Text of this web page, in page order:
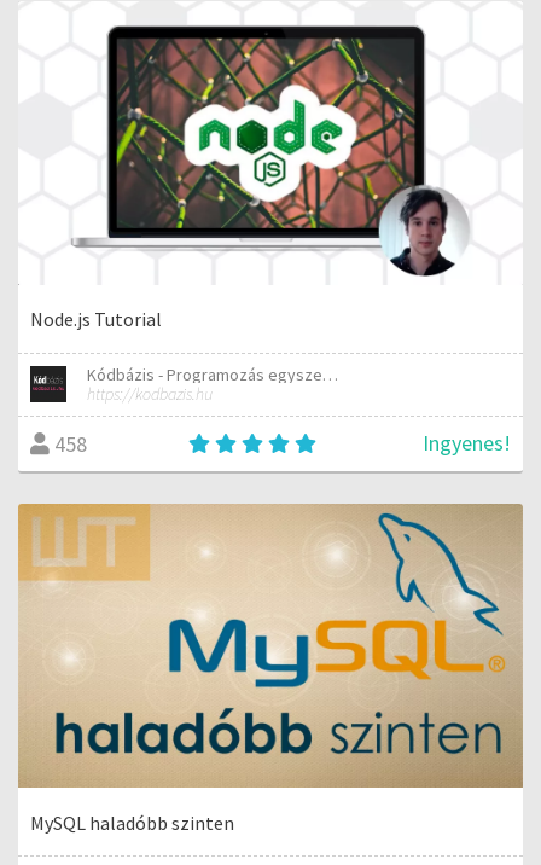
Node.js Tutorial
Kódbázis - Programozás egyszerűen elmagyarázva
https://kodbazis.hu
458 Ingyenes!
MySQL haladóbb szinten